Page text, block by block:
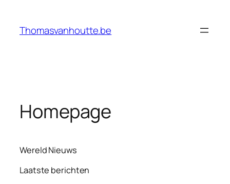
Thomasvanhoutte.be
Homepage
Wereld Nieuws
Laatste berichten